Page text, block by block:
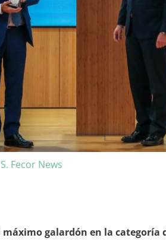
S. Fecor News
galardón en la categoría